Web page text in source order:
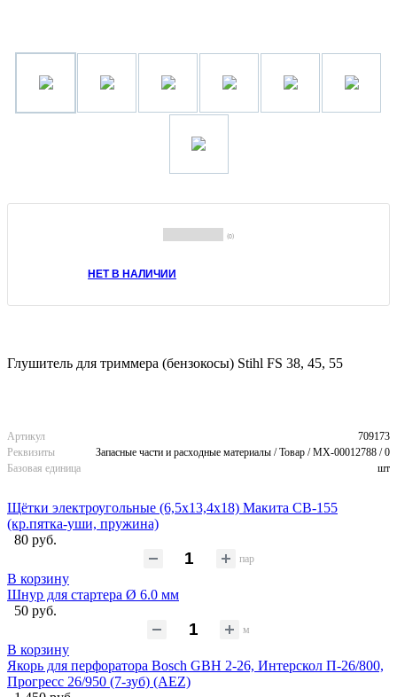
(0)
НЕТ В НАЛИЧИИ
Глушитель для триммера (бензокосы) Stihl FS 38, 45, 55
Артикул
709173
Реквизиты
Запасные части и расходные материалы / Товар / MX-00012788 / 0
Базовая единица
шт
Щётки электроугольные (6,5х13,4х18) Макита CB-155
(кр.пятка-уши, пружина)
80 руб.
пар
В корзину
Шнур для стартера Ø 6.0 мм
50 руб.
м
В корзину
Якорь для перфоратора Bosch GBH 2-26, Интерскол П-26/800,
Прогресс 26/950 (7-зуб) (AEZ)